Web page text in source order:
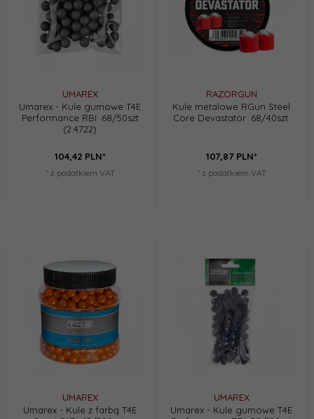
UMAREX
Umarex - Kule gumowe T4E
Performance RBI .68/50szt
(2.4722)
104,42 PLN*
* z podatkiem VAT
RAZORGUN
Kule metalowe RGun Steel
Core Devastator .68/40szt.
107,87 PLN*
* z podatkiem VAT
UMAREX
Umarex - Kule z farbą T4E
UMAREX
Umarex - Kule gumowe T4E